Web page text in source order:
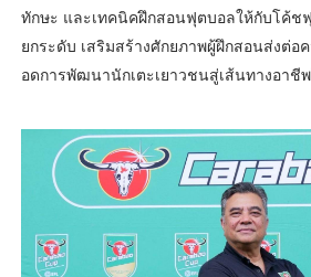
ทักษะ และเทคนิคฝึกสอนฟุตบอลให้กับโค้ช
ยกระดับ เสริมสร้างศักยภาพผู้ฝึกสอนส่งต่อ
อดการพัฒนานักเตะเยาวชนสู่เส้นทางอาชี